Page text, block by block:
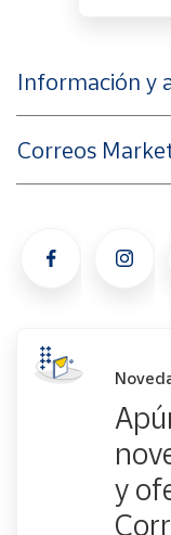
Información y
Correos
y